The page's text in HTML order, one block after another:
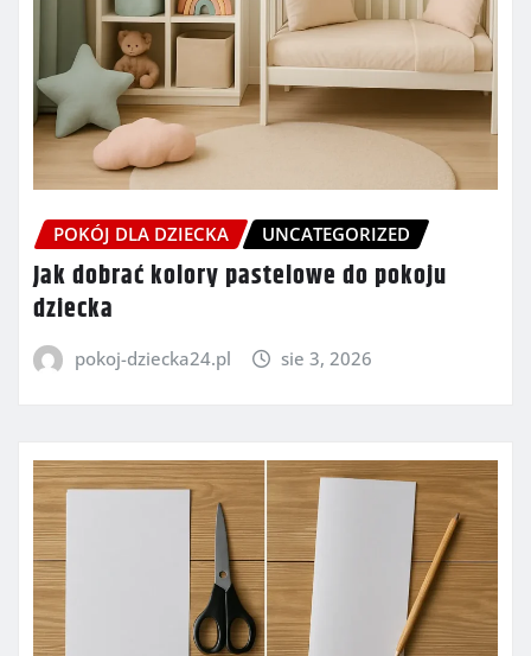
POKÓJ DLA DZIECKA UNCATEGORIZED
Jak dobrać kolory pastelowe do pokoju
dziecka
pokoj-dziecka24.pl sie 3, 2026